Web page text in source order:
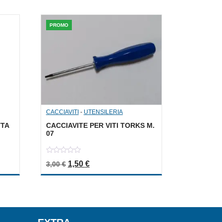
5,20 €.
è: 2,60 €.
PROMO
CACCIAVITI - UTENSILERIA
CACCIAVITE PER VITI TORKS M.
07
out
3,00€ Il prezzo originale era: 3,00 €.
1,50 €Il prezzo attuale è: 1,50 €.